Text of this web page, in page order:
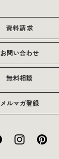
資料請求
お問い合わせ
無料相談
メルマガ登録